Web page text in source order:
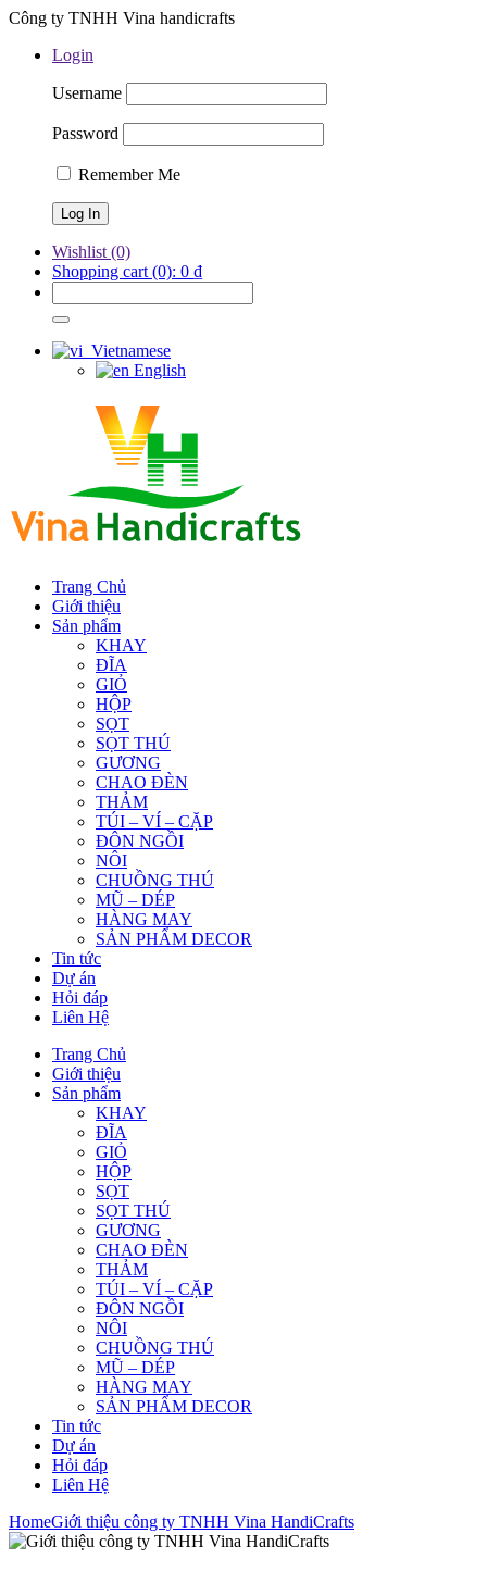
Công ty TNHH Vina handicrafts
Login
Username
Password
Remember Me
Wishlist (0)
Shopping cart (0): 0 ₫
Vietnamese
English
Trang Chủ
Giới thiệu
Sản phẩm
KHAY
ĐĨA
GIỎ
HỘP
SỌT
SỌT THÚ
GƯƠNG
CHAO ĐÈN
THẢM
TÚI – VÍ – CẶP
ĐÔN NGỒI
NÔI
CHUỒNG THÚ
MŨ – DÉP
HÀNG MAY
SẢN PHẨM DECOR
Tin tức
Dự án
Hỏi đáp
Liên Hệ
Trang Chủ
Giới thiệu
Sản phẩm
KHAY
ĐĨA
GIỎ
HỘP
SỌT
SỌT THÚ
GƯƠNG
CHAO ĐÈN
THẢM
TÚI – VÍ – CẶP
ĐÔN NGỒI
NÔI
CHUỒNG THÚ
MŨ – DÉP
HÀNG MAY
SẢN PHẨM DECOR
Tin tức
Dự án
Hỏi đáp
Liên Hệ
HomeGiới thiệu công ty TNHH Vina HandiCrafts